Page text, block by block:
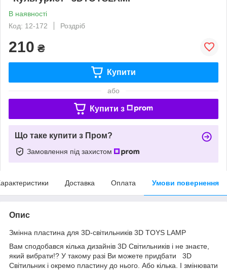
В наявності
Код: 12-172
Роздріб
210 ₴
Купити
або
Купити з
Що таке купити з Пром?
Замовлення під захистом
Доставка Оплата Умови повернення
Опис
Змінна пластина для 3D-світильників 3D TOYS LAMP
Вам сподобався кілька дизайнів 3D Світильників і не знаєте,
який вибрати!? У такому разі Ви можете придбати 3D
Світильник і окремо пластину до нього. Або кілька. І змінювати